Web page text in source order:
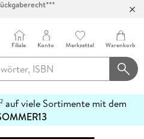
100 Filialen
Filiale Konto Merkzettel Warenkorb
auf viele Sortimente mit dem